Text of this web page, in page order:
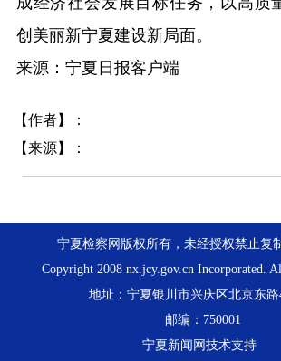
创美丽新宁夏建设新局面。
来源：宁夏日报客户端
【作者】：
【来源】：
宁夏检察网版权所有，未经授权禁止复
Copyright 2008 nx.jcy.gov.cn Incorporated.
地址：宁夏银川市兴庆区北京东
邮编：750001
宁夏新闻网技术支持